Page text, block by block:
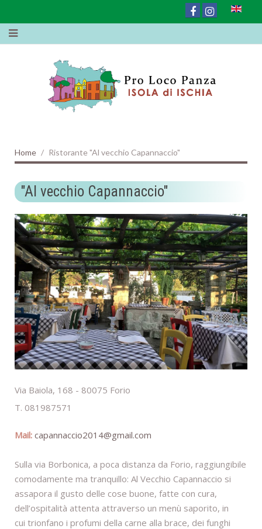
Home Ristorante "Al vecchio Capannaccio"
"Al vecchio Capannaccio"
Via Baiola, 168 - 80075 Forio
T. 081987571
Mail: capannaccio2014@gmail.com
Sulla via Borbonica, a poca distanza da Forio, raggiungibile
comodamente ma tranquillo: Al Vecchio Capannaccio si
assapora il gusto delle cose buone, fatte con cura,
dell’ospitalità attenta attraverso un menù saporito, in
cui trionfano i profumi della carne alla brace, dei funghi